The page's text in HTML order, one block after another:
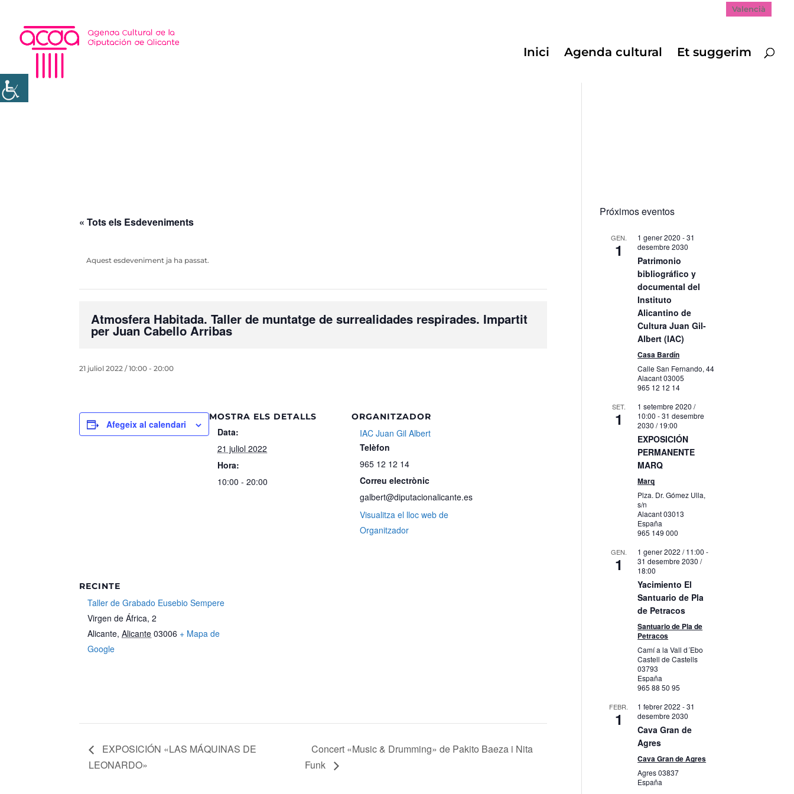
Valencià
Inici Agenda cultural Et suggerim
« Tots els Esdeveniments
Aquest esdeveniment ja ha passat.
Atmosfera Habitada. Taller de muntatge de surrealidades respirades. Impartit
per Juan Cabello Arribas
21 juliol 2022 / 10:00 -20:00
Afegeix al calendari
MOSTRA ELS DETALLS
Data:
21 juliol 2022
Hora:
10:00 - 20:00
ORGANITZADOR
IAC Juan Gil Albert
Telèfon
965 12 12 14
Correu electrònic
galbert@diputacionalicante.es
Visualitza el lloc web de
Organitzador
RECINTE
Taller de Grabado Eusebio Sempere
Virgen de África, 2
Alicante, Alicante 03006 + Mapa de
Google
EXPOSICIÓN «LAS MÁQUINAS DE
LEONARDO»
Concert «Music & Drumming» de Pakito Baeza i Nita
Funk
Próximos eventos
GEN.
1
1 gener 2020 -31
desembre 2030
Patrimonio
bibliográfico y
documental del
Instituto
Alicantino de
Cultura Juan Gil-
Albert (IAC)
Casa Bardín
Calle San Fernando, 44
Alacant03005
965 12 12 14
SET.
1
1 setembre 2020 /
10:00 -31 desembre
2030 / 19:00
EXPOSICIÓN
PERMANENTE
MARQ
Marq
Plza. Dr. Gómez Ulla,
s/n
Alacant03013
España
965 149 000
GEN.
1
1 gener 2022 / 11:00 -
31 desembre 2030 /
18:00
Yacimiento El
Santuario de Pla
de Petracos
Santuario de Pla de
Petracos
Camí a la Vall d´Ebo
Castell de Castells
03793
España
965 88 50 95
FEBR.
1
1 febrer 2022 -31
desembre 2030
Cava Gran de
Agres
Cava Gran de Agres
Agres03837
España